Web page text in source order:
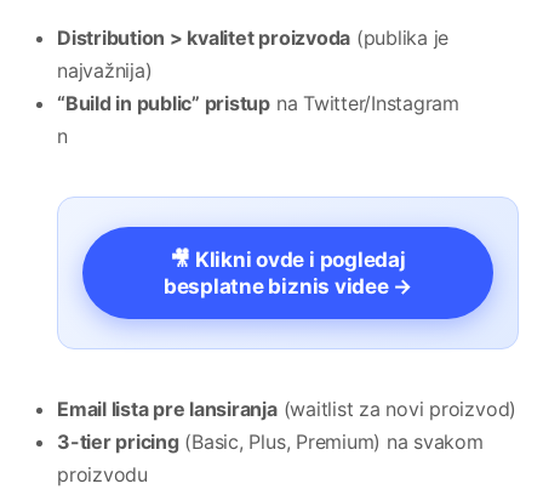
Distribution > kvalitet proizvoda (publika je
najvažnija)
“Build in public” pristup na Twitter/Instagram
n
🎥 Klikni ovde i pogledaj
besplatne biznis videe →
Email lista pre lansiranja(waitlist za novi proizvod)
3-tier pricing (Basic, Plus, Premium) na svakom
proizvodu